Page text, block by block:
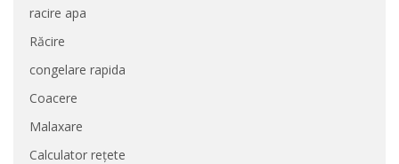
racire apa
Răcire
congelare rapida
Coacere
Malaxare
Calculator rețete